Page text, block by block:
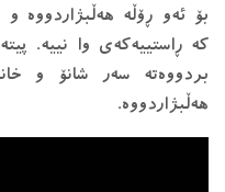
بۆ ئه‌و ڕۆڵه‌ هه‌ڵبژاردووه‌
هه‌ڵبژاردووه‌.